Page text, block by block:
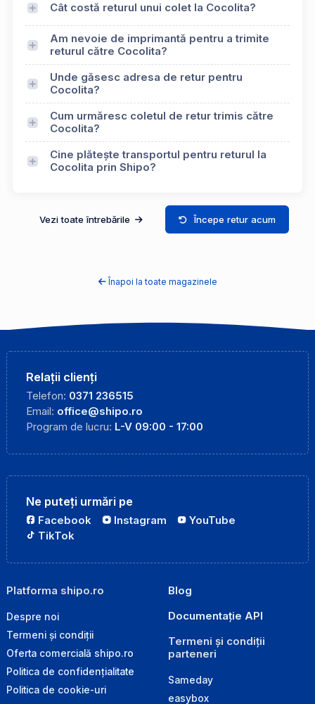
Cât costă returul unui colet la Cocolita?
Am nevoie de imprimantă pentru a trimite
returul către Cocolita?
Unde găsesc adresa de retur pentru
Cocolita?
Cum urmăresc coletul de retur trimis către
Cocolita?
Cine plătește transportul pentru returul la
Cocolita prin Shipo?
Vezi toate întrebările Începe retur acum
Înapoi la toate magazinele
Relații clienți
Telefon: 0371 236515
Email: office@shipo.ro
Program de lucru: L-V 09:00 - 17:00
Ne puteți urmări pe
Facebook Instagram
YouTube
TikTok
Platforma shipo.ro
Despre noi
Termeni și condiții
Oferta comercială shipo.ro
Politica de confidențialitate
Politica de cookie-uri
Blog
Documentație API
Termeni și condiții
parteneri
Sameday
easybox